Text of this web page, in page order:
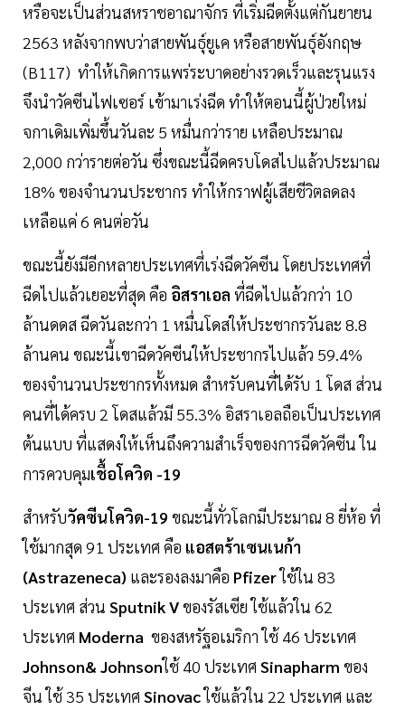
หรือจะเป็นส่วนสหราชอาณาจักร ที่เริ่มฉีดตั้งแต่กันยายน
2563 หลังจากพบว่าสายพันธุ์ยูเค หรือสายพันธุ์อังกฤษ
(B117) ทำให้เกิดการแพร่ระบาดอย่างรวดเร็วและรุนแรง
จึงนำวัคซีนไฟเซอร์ เข้ามาเร่งฉีด ทำให้ตอนนี้ผู้ป่วยใหม่
จกาเดิมเพิ่มขึ้นวันละ 5 หมื่นกว่าราย เหลือประมาณ
2,000 กว่ารายต่อวัน ซึ่งขณะนี้ฉีดครบโดสไปแล้วประมาณ
18% ของจำนวนประชากร ทำให้กราฟผู้เสียชีวิตลดลง
เหลือแค่ 6 คนต่อวัน
ขณะนี้ยังมีอีกหลายประเทศที่เร่งฉีดวัคซีน โดยประเทศที่
ฉีดไปแล้วเยอะที่สุด คือ อิสราเอล ที่ฉีดไปแล้วกว่า 10
ล้านดดส ฉีดวันละกว่า 1 หมื่นโดสให้ประชากรวันละ 8.8
ล้านคน ขณะนี้เขาฉีดวัคซีนให้ประชากรไปแล้ว 59.4%
ของจำนวนประชากรทั้งหมด สำหรับคนที่ได้รับ 1 โดส ส่วน
คนที่ได้ครบ 2 โดสแล้วมี 55.3% อิสราเอลถือเป็นประเทศ
ต้นแบบ ที่แสดงให้เห็นถึงความสำเร็จของการฉีดวัคซีน ใน
การควบคุมเชื้อโควิด -19
สำหรับวัคซีนโควิด-19 ขณะนี้ทั่วโลกมีประมาณ 8 ยี่ห้อ ที่
ใช้มากสุด 91 ประเทศ คือ แอสตร้าเซนเนก้า
(Astrazeneca) และรองลงมาคือ Pfizerใช้ใน 83
ประเทศ ส่วน Sputnik Vของรัสเซีย ใช้แล้วใน 62
ประเทศ Moderna ของสหรัฐอเมริกา ใช้ 46 ประเทศ
Johnson& Johnsonใช้ 40 ประเทศ Sinapharm ของ
จีน ใช้ 35 ประเทศ Sinovacใช้แล้วใน 22 ประเทศ และ